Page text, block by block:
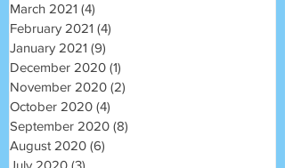
March 2021 (4)
February 2021 (4)
January 2021 (9)
December 2020 (1)
November 2020 (2)
October 2020 (4)
September 2020 (8)
August 2020 (6)
July 2020 (3)